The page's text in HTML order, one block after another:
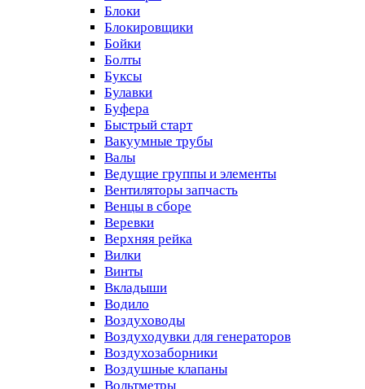
Блоки
Блокировщики
Бойки
Болты
Буксы
Булавки
Буфера
Быстрый старт
Вакуумные трубы
Валы
Ведущие группы и элементы
Вентиляторы запчасть
Венцы в сборе
Веревки
Верхняя рейка
Вилки
Винты
Вкладыши
Водило
Воздуховоды
Воздуходувки для генераторов
Воздухозаборники
Воздушные клапаны
Вольтметры